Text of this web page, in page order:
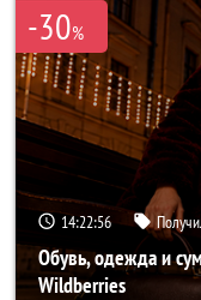
-30%
14:22:54
Обувь, одежда и
Wildberries